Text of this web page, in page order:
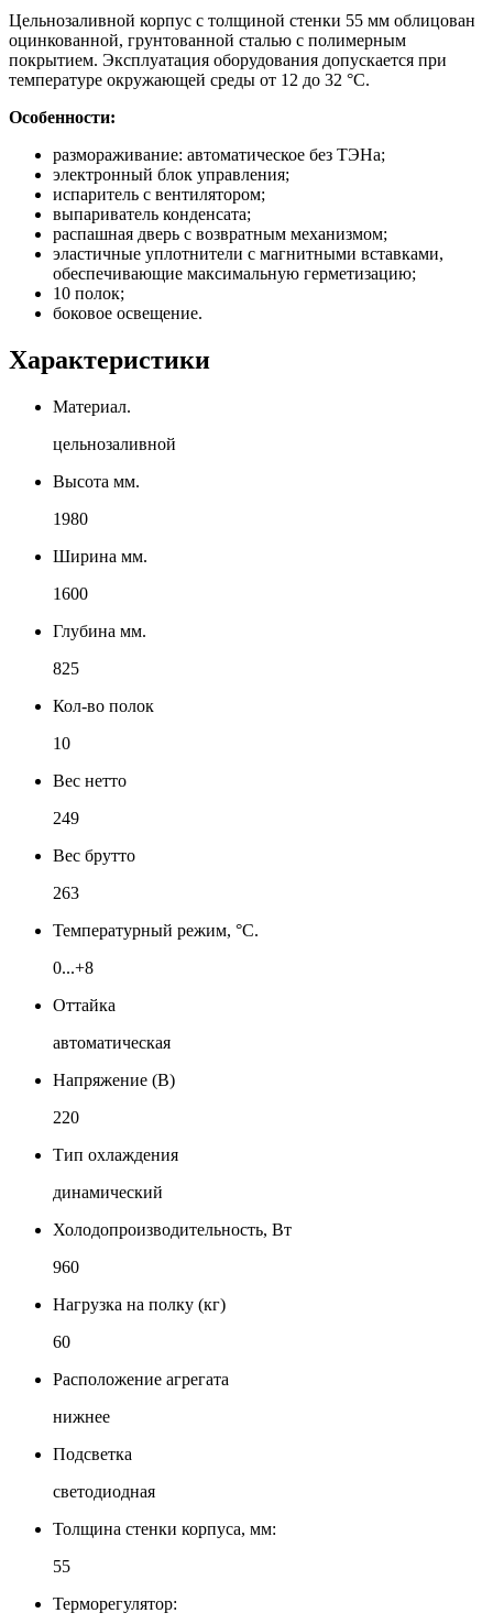
Цельнозаливной корпус с толщиной стенки 55 мм облицован
оцинкованной, грунтованной сталью с полимерным
покрытием. Эксплуатация оборудования допускается при
температуре окружающей среды от 12 до 32 °C.
Особенности:
размораживание: автоматическое без ТЭНа;
электронный блок управления;
испаритель с вентилятором;
выпариватель конденсата;
распашная дверь с возвратным механизмом;
эластичные уплотнители с магнитными вставками,
обеспечивающие максимальную герметизацию;
10 полок;
боковое освещение.
Характеристики
Материал.
цельнозаливной
Высота мм.
1980
Ширина мм.
1600
Глубина мм.
825
Кол-во полок
10
Вес нетто
249
Вес брутто
263
Температурный режим, °C.
0...+8
Оттайка
автоматическая
Напряжение (В)
220
Тип охлаждения
динамический
Холодопроизводительность, Вт
960
Нагрузка на полку (кг)
60
Расположение агрегата
нижнее
Подсветка
светодиодная
Толщина стенки корпуса, мм:
55
Терморегулятор: